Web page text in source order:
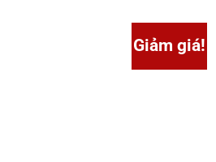
Giảm giá!